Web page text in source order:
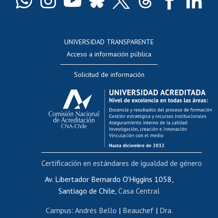
Docentes
Evaluación docente
Calificación académica
Postulación al AUCAI
Funcionarias/os
Cursos internos de capacitación
Bienestar del personal
Portal de movilidad interna
Certificado de renta
Certificado de renta honorarios
UNIVERSIDAD TRANSPARENTE
Acceso a información pública
Solicitud de información
Av. Libertador Bernardo O'Higgins 1058,
Santiago de Chile, Casa Central
Campus: Andrés Bello | Beauchef| Dra.
Certificación en estándares de igualdad de género